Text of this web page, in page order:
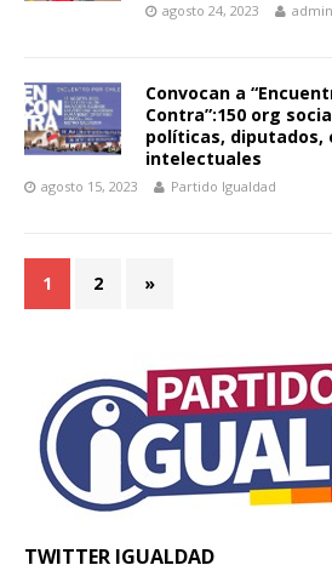
agosto 24, 2023
Convocan a
Contra”:150 org
políticas, diputados,
intelectuales
agosto 15, 2023 Partido Igualdad
1 2 »
TWITTER IGUALDAD